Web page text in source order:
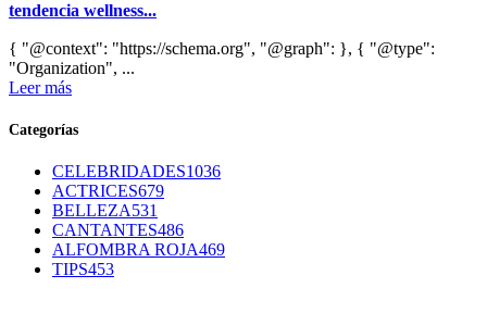
tendencia wellness...
{ "@context": "https://schema.org", "@graph": }, { "@type":
"Organization", ...
Leer más
Categorías
CELEBRIDADES1036
ACTRICES679
BELLEZA531
CANTANTES486
ALFOMBRA ROJA469
TIPS453